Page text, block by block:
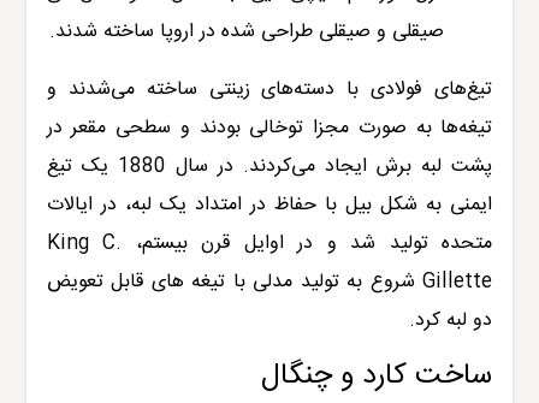
صیقلی و صیقلی طراحی شده در اروپا ساخته شدند.
تیغ‌های فولادی با دسته‌های زینتی ساخته می‌شدند و
تیغه‌ها به صورت مجزا توخالی بودند و سطحی مقعر در
پشت لبه برش ایجاد می‌کردند. در سال 1880 یک تیغ
ایمنی به شکل بیل با حفاظ در امتداد یک لبه، در ایالات
متحده تولید شد و در اوایل قرن بیستم، King C.
Gillette شروع به تولید مدلی با تیغه های قابل تعویض
دو لبه کرد.
ساخت کارد و چنگال